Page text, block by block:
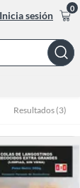
Inicia sesión
0
Resultados (3)